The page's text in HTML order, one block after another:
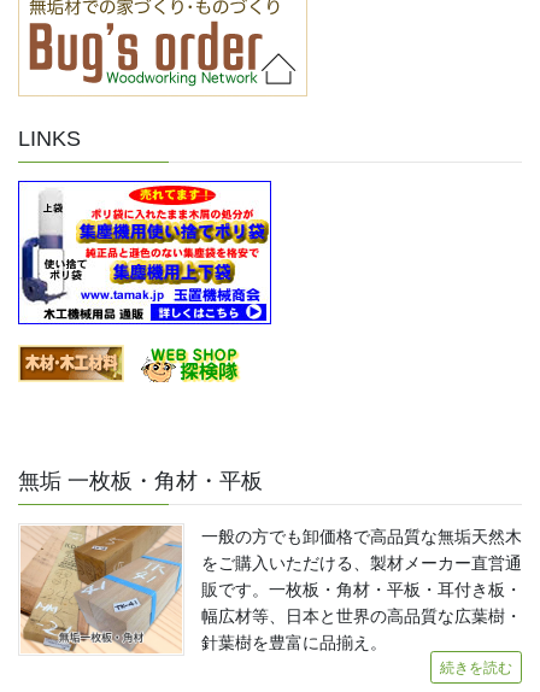
LINKS
無垢 一枚板・角材・平板
一般の方でも卸価格で高品質な無垢天然木
をご購入いただける、製材メーカー直営通
販です。一枚板・角材・平板・耳付き板・
幅広材等、日本と世界の高品質な広葉樹・
針葉樹を豊富に品揃え。
続きを読む